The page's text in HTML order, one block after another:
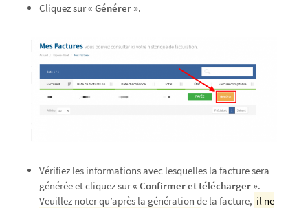
Cliquez sur« Générer ».
Vérifiez les informations avec lesquelles la facture sera
générée et cliquez sur« Confirmer et télécharger ».
Veuillez noter qu’après la génération de la facture, il ne